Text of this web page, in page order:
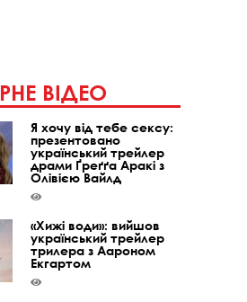
ВІДЕО
Я хочу від тебе сексу:
презентовано
український трейлер
драми Ґреґґа Аракі з
Олівією Вайлд
«Хижі води»: вийшов
український трейлер
трилера з Аароном
Екгартом